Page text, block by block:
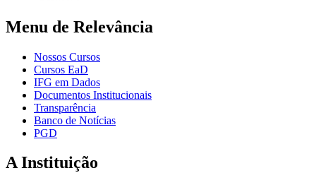
Menu de Relevância
Nossos Cursos
Cursos EaD
IFG em Dados
Documentos Institucionais
Transparência
Banco de Notícias
PGD
A Instituição